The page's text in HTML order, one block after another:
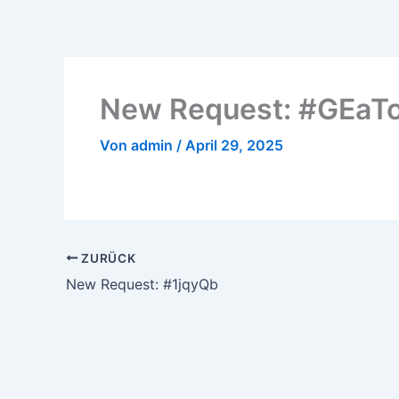
New Request:
Von admin / April 29, 2025
ZURÜCK
New Request: #1jqyQb